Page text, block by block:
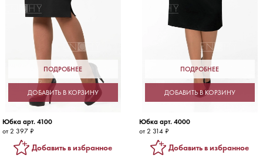
ПОДРОБНЕЕ
ДОБАВИТЬ В КОРЗИНУ
Юбка арт. 4100
от 2 397 ₽
Добавить в избранное
ПОДРОБНЕЕ
ДОБАВИТЬ В КОРЗИНУ
Юбка арт. 4000
от 2 314 ₽
Добавить в избранное